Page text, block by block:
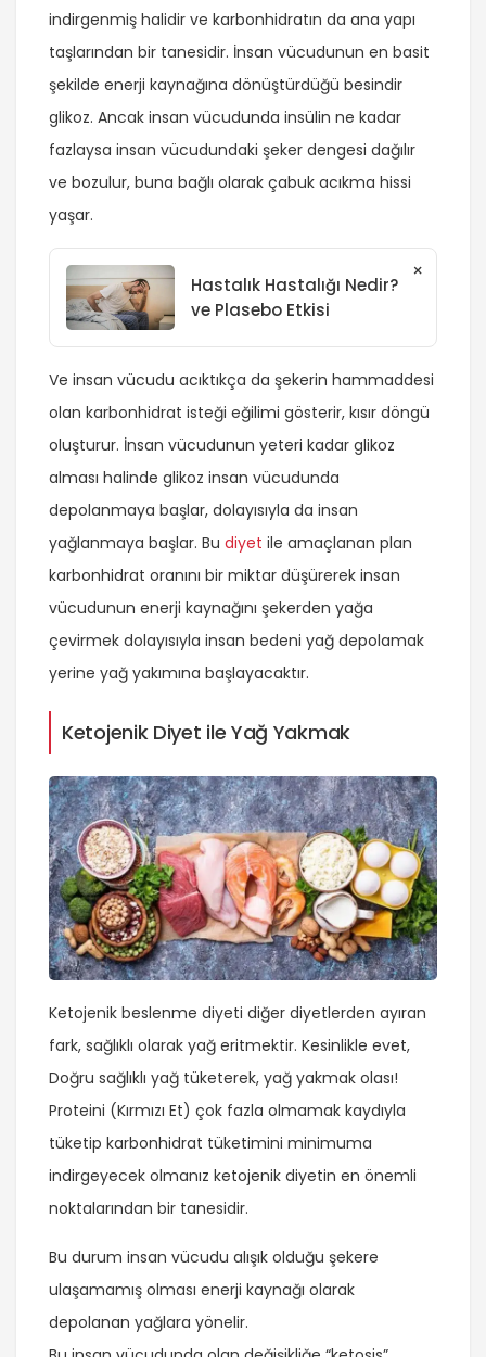
indirgenmiş halidir ve karbonhidratın da ana yapı
taşlarından bir tanesidir. İnsan vücudunun en basit
şekilde enerji kaynağına dönüştürdüğü besindir
glikoz. Ancak insan vücudunda insülin ne kadar
fazlaysa insan vücudundaki şeker dengesi dağılır
ve bozulur, buna bağlı olarak çabuk acıkma hissi
yaşar.
Hastalık Hastalığı Nedir?
ve Plasebo Etkisi
×
Ve insan vücudu acıktıkça da şekerin hammaddesi
olan karbonhidrat isteği eğilimi gösterir, kısır döngü
oluşturur. İnsan vücudunun yeteri kadar glikoz
alması halinde glikoz insan vücudunda
depolanmaya başlar, dolayısıyla da insan
yağlanmaya başlar. Bu diyet ile amaçlanan plan
karbonhidrat oranını bir miktar düşürerek insan
vücudunun enerji kaynağını şekerden yağa
çevirmek dolayısıyla insan bedeni yağ depolamak
yerine yağ yakımına başlayacaktır.
Ketojenik Diyet ile Yağ Yakmak
Ketojenik beslenme diyeti diğer diyetlerden ayıran
fark, sağlıklı olarak yağ eritmektir. Kesinlikle evet,
Doğru sağlıklı yağ tüketerek, yağ yakmak olası!
Proteini (Kırmızı Et) çok fazla olmamak kaydıyla
tüketip karbonhidrat tüketimini minimuma
indirgeyecek olmanız ketojenik diyetin en önemli
noktalarından bir tanesidir.
Bu durum insan vücudu alışık olduğu şekere
ulaşamamış olması enerji kaynağı olarak
depolanan yağlara yönelir.